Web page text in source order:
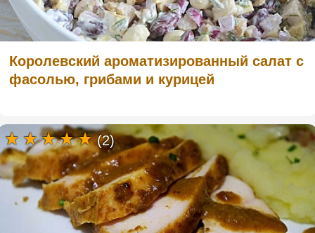
Королевский ароматизированный салат с
фасолью, грибами и курицей
(2)